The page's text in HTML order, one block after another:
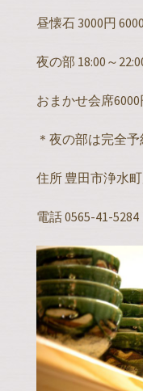
昼懐石 3000円
夜の部 18:00～
おまかせ会席6000
＊夜の部は完全予
住所 豊田市浄水
電話 0565-41-5284